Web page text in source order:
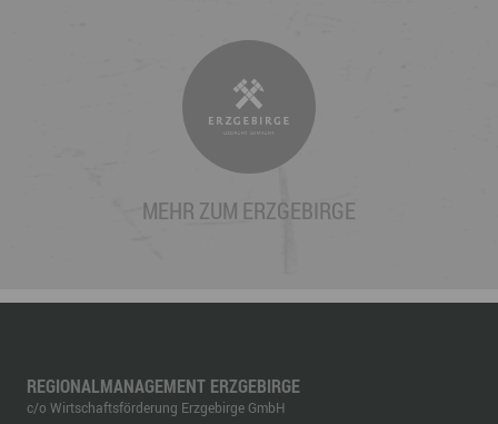
MEHR ZUM ERZGEBIRGE
REGIONALMANAGEMENT ERZGEBIRGE
c/o Wirtschaftsförderung Erzgebirge GmbH